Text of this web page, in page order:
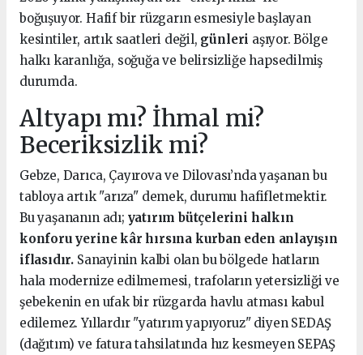
boğuşuyor. Hafif bir rüzgarın esmesiyle başlayan
kesintiler, artık saatleri değil, günleri aşıyor. Bölge
halkı karanlığa, soğuğa ve belirsizliğe hapsedilmiş
durumda.
Altyapı mı? İhmal mi?
Beceriksizlik mi?
Gebze, Darıca, Çayırova ve Dilovası’nda yaşanan bu
tabloya artık "arıza" demek, durumu hafifletmektir.
Bu yaşananın adı; yatırım bütçelerini halkın
konforu yerine kâr hırsına kurban eden anlayışın
iflasıdır. Sanayinin kalbi olan bu bölgede hatların
hala modernize edilmemesi, trafoların yetersizliği ve
şebekenin en ufak bir rüzgarda havlu atması kabul
edilemez. Yıllardır "yatırım yapıyoruz" diyen SEDAŞ
(dağıtım) ve fatura tahsilatında hız kesmeyen SEPAŞ